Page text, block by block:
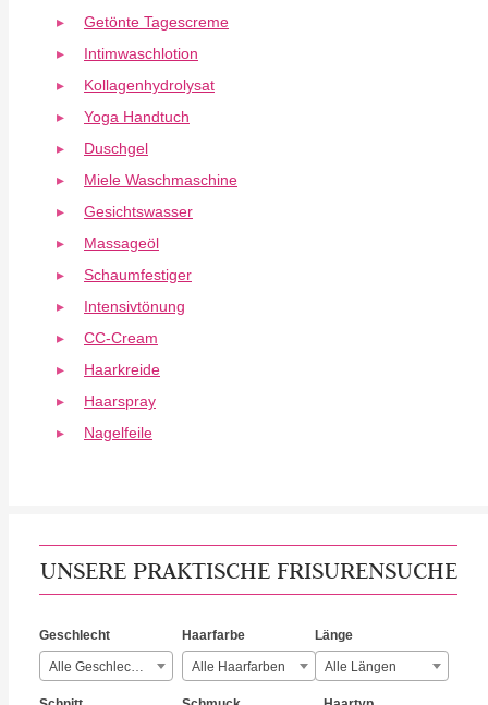
Getönte Tagescreme
Intimwaschlotion
Kollagenhydrolysat
Yoga Handtuch
Duschgel
Miele Waschmaschine
Gesichtswasser
Massageöl
Schaumfestiger
Intensivtönung
CC-Cream
Haarkreide
Haarspray
Nagelfeile
UNSERE PRAKTISCHE FRISURENSUCHE
Geschlecht
Alle Geschlechter
Haarfarbe
Alle Haarfarben
Länge
Alle Längen